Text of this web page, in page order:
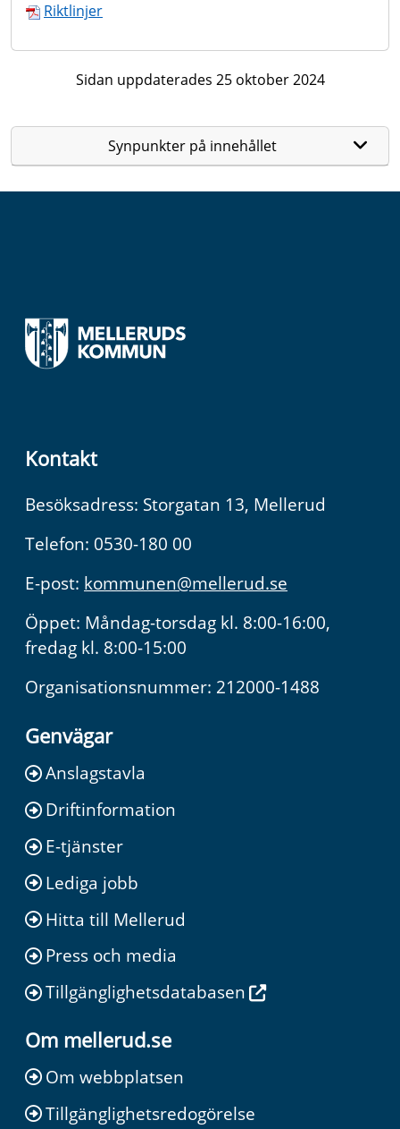
Riktlinjer
Sidan uppdaterades 25 oktober 2024
Synpunkter på innehållet
Kontakt
Besöksadress: Storgatan 13, Mellerud
Telefon: 0530-180 00
E-post: kommunen@mellerud.se
Öppet: Måndag-torsdag kl. 8:00-16:00,
fredag kl. 8:00-15:00
Organisationsnummer: 212000-1488
Genvägar
Anslagstavla
Driftinformation
E-tjänster
Lediga jobb
Hitta till Mellerud
Press och media
Tillgänglighetsdatabasen
Om mellerud.se
Om webbplatsen
Tillgänglighetsredogörelse